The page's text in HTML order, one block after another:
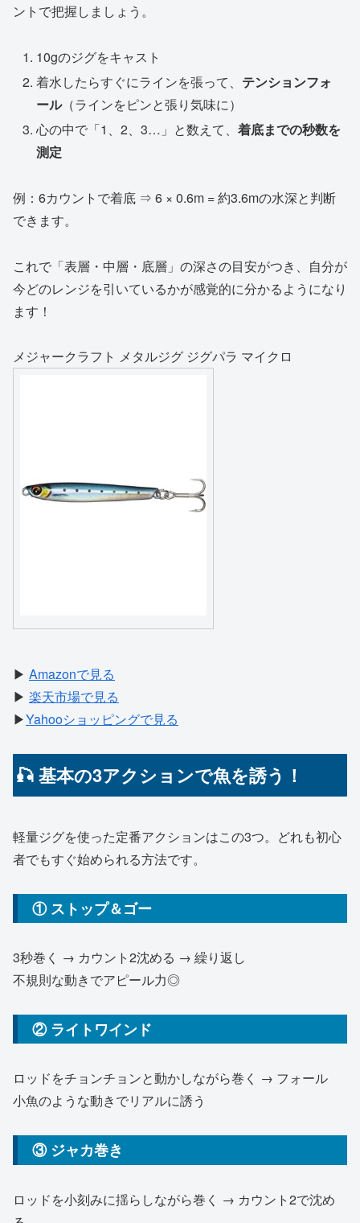
ントで把握しましょう。
10gのジグをキャスト
着水したらすぐにラインを張って、 テンションフォ
ール（ラインをピンと張り気味に）
心の中で「1、2、3…」と数えて、着底までの秒数を
測定
例：6カウントで着底 ⇒ 6 × 0.6m = 約3.6mの水深と判断
できます。
これで「表層・中層・底層」の深さの目安がつき、自分が
今どのレンジを引いているかが感覚的に分かるようになり
ます！
メジャークラフト メタルジグ ジグパラ マイクロ
▶ Amazonで見る
▶ 楽天市場で見る
▶Yahooショッピングで見る
🎣 基本の3アクションで魚を誘う！
軽量ジグを使った定番アクションはこの3つ。どれも初心
者でもすぐ始められる方法です。
① ストップ＆ゴー
3秒巻く → カウント2沈める → 繰り返し
不規則な動きでアピール力◎
② ライトワインド
ロッドをチョンチョンと動かしながら巻く → フォール
小魚のような動きでリアルに誘う
③ ジャカ巻き
ロッドを小刻みに揺らしながら巻く → カウント2で沈め